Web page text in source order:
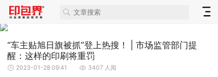
“车主贴旭日旗被抓”登上热搜！ | 市场监管部门提
醒：这样的印刷将重罚
2023-01-28 09:41 3407 人阅